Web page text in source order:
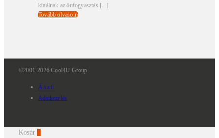
kínálnak az önfogyasztás [...]
Tovább olvasom
©2001-2026 Cool4U Group
Á.sz.f.
Adatkezelés
Kosár